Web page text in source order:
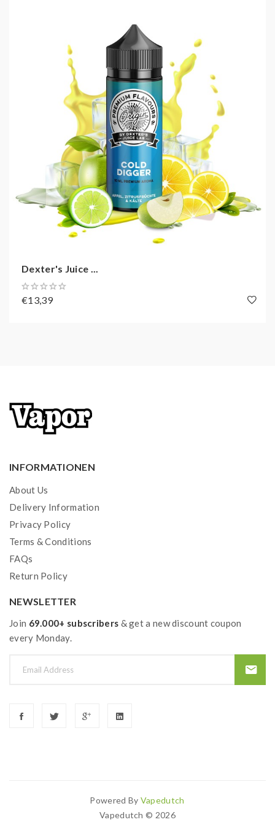
Dexter's Juice ...
€13,39
INFORMATIONEN
About Us
Delivery Information
Privacy Policy
Terms & Conditions
FAQs
Return Policy
NEWSLETTER
Join 69.000+ subscribers & get a new discount coupon
every Monday.
Powered By Vapedutch
Casino Sites Casino Uk78 Win
Vapedutch © 2026